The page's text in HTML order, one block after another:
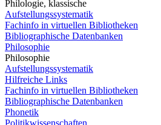
Philologie, klassische
Aufstellungssystematik
Fachinfo in virtuellen Bibliotheken
Bibliographische Datenbanken
Philosophie
Philosophie
Aufstellungssystematik
Hilfreiche Links
Fachinfo in virtuellen Bibliotheken
Bibliographische Datenbanken
Phonetik
Politikwissenschaften